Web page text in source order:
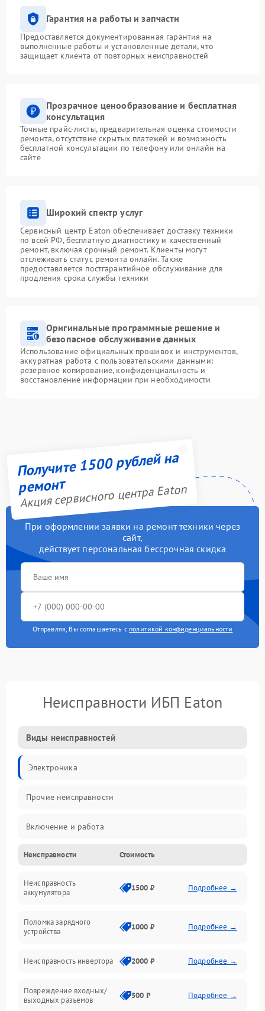
Гарантия на работы и запчасти
Предоставляется документированная гарантия на
выполненные работы и установленные детали, что
защищает клиента от повторных неисправностей
Прозрачное ценообразование и бесплатная
консультация
Точные прайс-листы, предварительная оценка стоимости
ремонта, отсутствие скрытых платежей и возможность
бесплатной консультации по телефону или онлайн на
сайте
Широкий спектр услуг
Сервисный центр Eaton обеспечивает доставку техники
по всей РФ, бесплатную диагностику и качественный
ремонт, включая срочный ремонт. Клиенты могут
отслеживать статус ремонта онлайн. Также
предоставляется постгарантийное обслуживание для
продления срока службы техники
Оригинальные программные решение и
безопасное обслуживание данных
Использование официальных прошивок и инструментов,
аккуратная работа с пользовательскими данными:
резервное копирование, конфиденциальность и
восстановление информации при необходимости
Получите 1500 рублей на
ремонт
Акция сервисного центра Eaton
При оформлении заявки на ремонт техники через
сайт,
действует персональная бессрочная скидка
Отправляя, Вы соглашаетесь с политикой конфиденциальности
Неисправности ИБП Eaton
Виды неисправностей
Электроника
Прочие неисправности
Включение и работа
Работа с нагрузкой
Звук и индикация
Механические повреждения
Неисправности Стоимость
Неисправность
аккумулятора
1500 ₽ Подробнее →
Поломка зарядного
устройства
1000 ₽ Подробнее →
Неисправность инвертора 2000 ₽ Подробнее →
Повреждение входных/
выходных разъемов
500 ₽ Подробнее →